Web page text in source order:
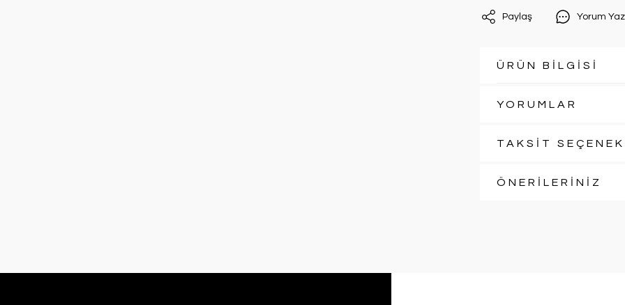
Paylaş Yorum Yaz
ÜRÜN BİLGİSİ
YORUMLAR
TAKSİT
ÖNERİLERİNİZ